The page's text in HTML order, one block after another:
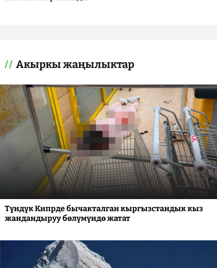
Акыркы жаңылыктар
Түндүк Кипрде бычакталган кыргызстандык кыз
жандандыруу бөлүмүндө жатат